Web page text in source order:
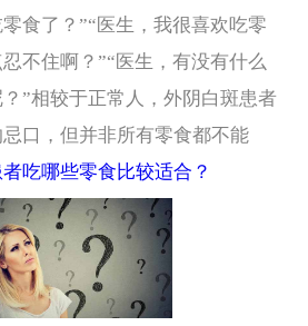
食了？”“医生，我很喜欢吃零
不住啊？”“医生，有没有什么
”相较于正常人，外阴白斑患者
口，但并非所有零食都不能
吃哪些零食比较适合？